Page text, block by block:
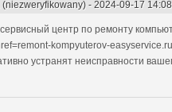
- 2024-09-17 14:08
центр по ремонту
kompyuterov-
устранят неисправности